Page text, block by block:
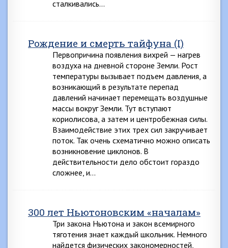
сталкивались…
Рождение и смерть тайфуна (I)
Первопричина появления вихрей — нагрев
воздуха на дневной стороне Земли. Рост
температуры вызывает подъем давления, а
возникающий в результате перепад
давлений начинает перемещать воздушные
массы вокруг Земли. Тут вступают
кориолисова, а затем и центробежная силы.
Взаимодействие этих трех сил закручивает
поток. Так очень схематично можно описать
возникновение циклонов. В
действительности дело обстоит гораздо
сложнее, и…
300 лет Ньютоновским «началам»
Три закона Ньютона и закон всемирного
тяготения знает каждый школьник. Немного
найдется физических закономерностей,